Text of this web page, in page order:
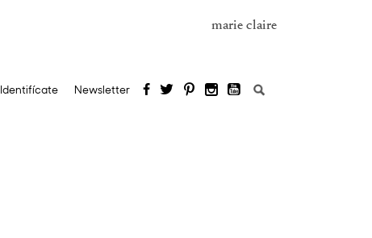
marie claire
Identifícate Newsletter Buscar: